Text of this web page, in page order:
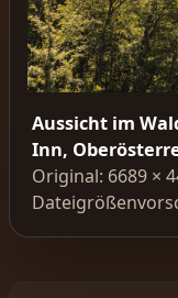
Aussicht im
Inn,
Original: 6689 ×